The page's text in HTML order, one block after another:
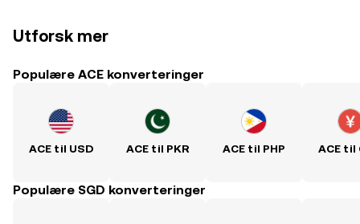
Utforsk mer
Populære ACE konverteringer
ACE til USD ACE til PKR ACE til PHP ACE til
Populære SGD konverteringer